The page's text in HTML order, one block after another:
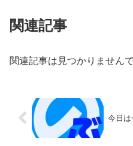
関連記事
関連記事は見つかりませんで
今日は